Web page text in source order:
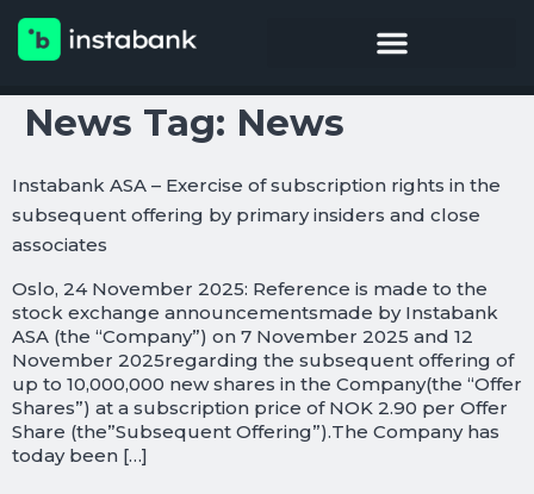
News Tag: News
Instabank ASA – Exercise of subscription rights in the
subsequent offering by primary insiders and close
associates
Oslo, 24 November 2025: Reference is made to the
stock exchange announcementsmade by Instabank
ASA (the “Company”) on 7 November 2025 and 12
November 2025regarding the subsequent offering of
up to 10,000,000 new shares in the Company(the “Offer
Shares”) at a subscription price of NOK 2.90 per Offer
Share (the”Subsequent Offering”).The Company has
today been […]